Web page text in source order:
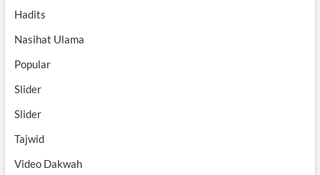
Hadits
Nasihat Ulama
Popular
Slider
Slider
Tajwid
Video Dakwah